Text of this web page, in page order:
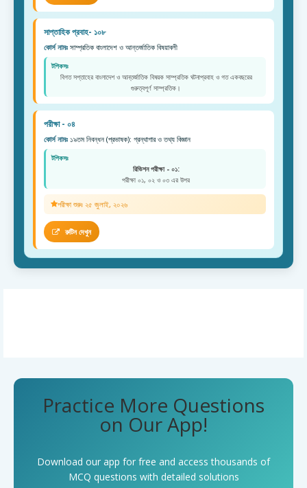
সাপ্তাহিক প্রবাহ- ১০৮
কোর্স নামঃ সাম্প্রতিক বাংলাদেশ ও আন্তর্জাতিক বিষয়াবলী
টপিকসঃ
বিগত সপ্তাহের বাংলাদেশ ও আন্তর্জাতিক বিষয়ক সাম্প্রতিক ঘটনাপ্রবাহ ও গত একবছরের
গুরুত্বপূর্ণ সাম্প্রতিক।
পরীক্ষা - ০৪
কোর্স নামঃ ১৯তম নিবন্ধন (প্রভাষক): গ্রন্থাগার ও তথ্য বিজ্ঞান
টপিকসঃ
রিভিশন পরীক্ষা - ০১:
পরীক্ষা ০১, ০২ ও ০৩ এর উপর
পরীক্ষা শুরুঃ ২৫ জুলাই, ২০২৬
রুটিন দেখুন
Practice More Questions
on Our App!
Download our app for free and access thousands of
MCQ questions with detailed solutions